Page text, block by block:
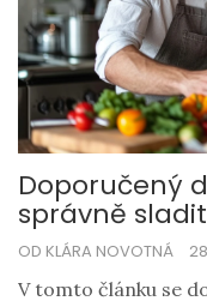
Doporučený
správně
OD KLÁRA NOVOTNÁ
V tomto článku se